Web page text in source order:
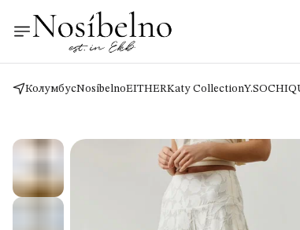
КолумбусNosíbelnoEITHERKaty CollectionY.SO